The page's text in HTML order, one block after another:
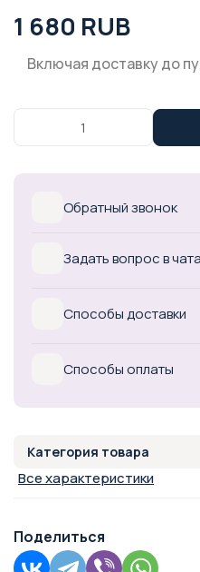
1 680 RUB
Включая доставку до
Обратный звонок
Задать вопрос в
Способы доставки
Способы оплаты
Категория товара
Все характеристики
Поделиться